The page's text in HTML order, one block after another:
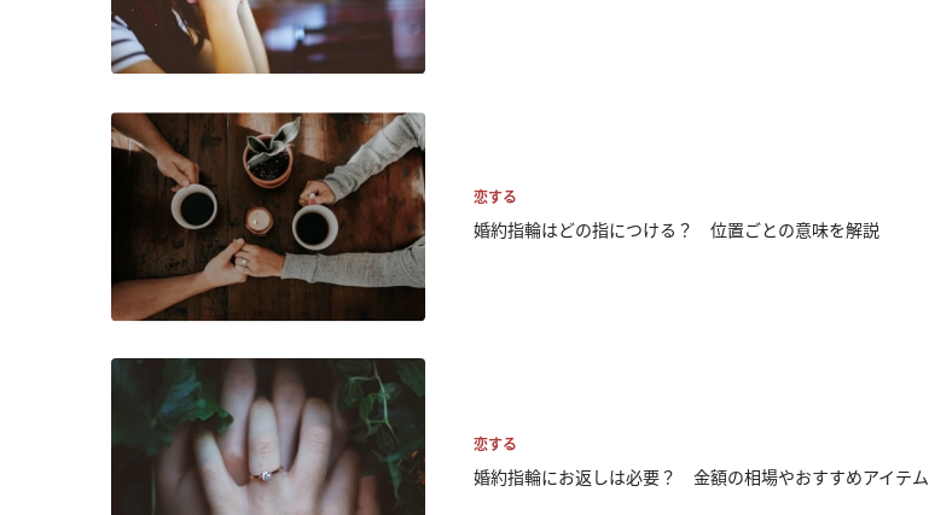
恋する
婚約指輪はどの指につける？ 位置ごとの意味を解説
恋する
婚約指輪にお返しは必要？ 金額の相場やおすすめアイテム